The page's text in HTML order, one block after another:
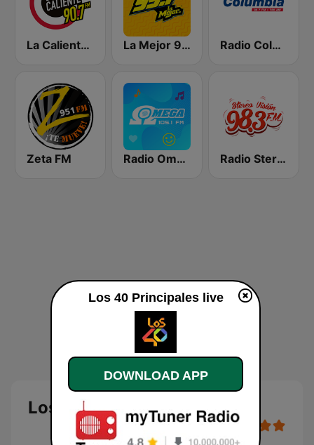
La Caliente 90.7 FM La Mejor 99.1 Radio Columbia
Zeta FM Radio Omega Stereo Radio Stereo Visión
Los 40 Principales
Los 40 Principales live
DOWNLOAD APP